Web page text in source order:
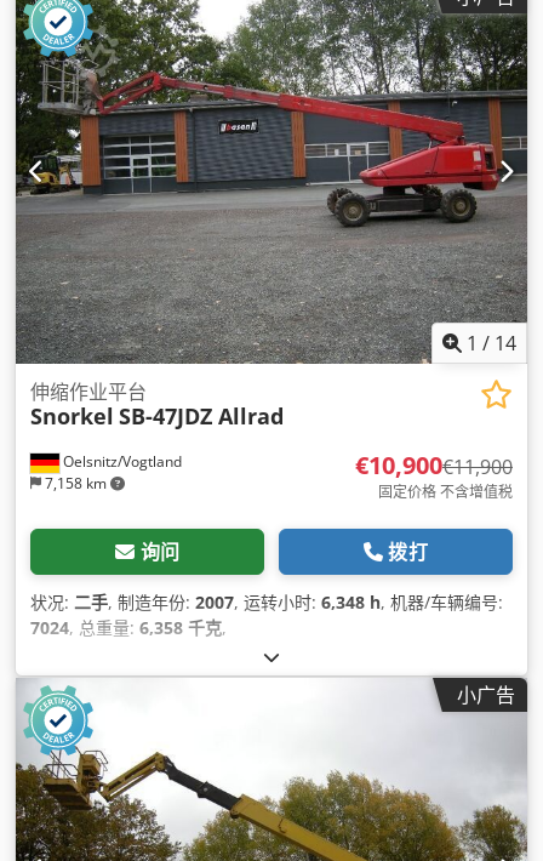
1 / 14
Oelsnitz/Vogtland
7,158 km
伸缩作业平台
Snorkel SB-47JDZ Allrad
€10,900€11,900
固定价格 不含增值税
询问 拨打
状况: 二手, 制造年份: 2007, 运转小时: 6,348 h, 机器/车辆编号:
7024, 总重量: 6,358 千克,
小广告